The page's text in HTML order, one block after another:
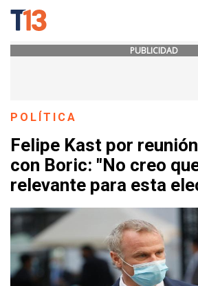
PUBLICIDAD
POLÍTICA
Felipe Kast por
con Boric: "No creo
relevante para esta